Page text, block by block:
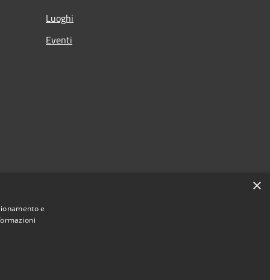
Luoghi
Eventi
×
e